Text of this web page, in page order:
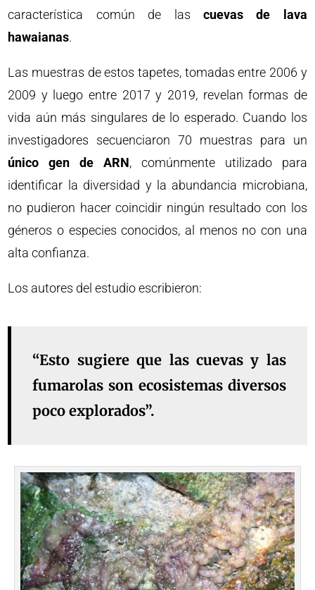
característica común de las cuevas de lava
hawaianas.
Las muestras de estos tapetes, tomadas entre 2006 y
2009 y luego entre 2017 y 2019, revelan formas de
vida aún más singulares de lo esperado. Cuando los
investigadores secuenciaron 70 muestras para un
único gen de ARN, comúnmente utilizado para
identificar la diversidad y la abundancia microbiana,
no pudieron hacer coincidir ningún resultado con los
géneros o especies conocidos, al menos no con una
alta confianza.
Los autores del estudio escribieron:
“Esto sugiere que las cuevas y las
fumarolas son ecosistemas diversos
poco explorados”.